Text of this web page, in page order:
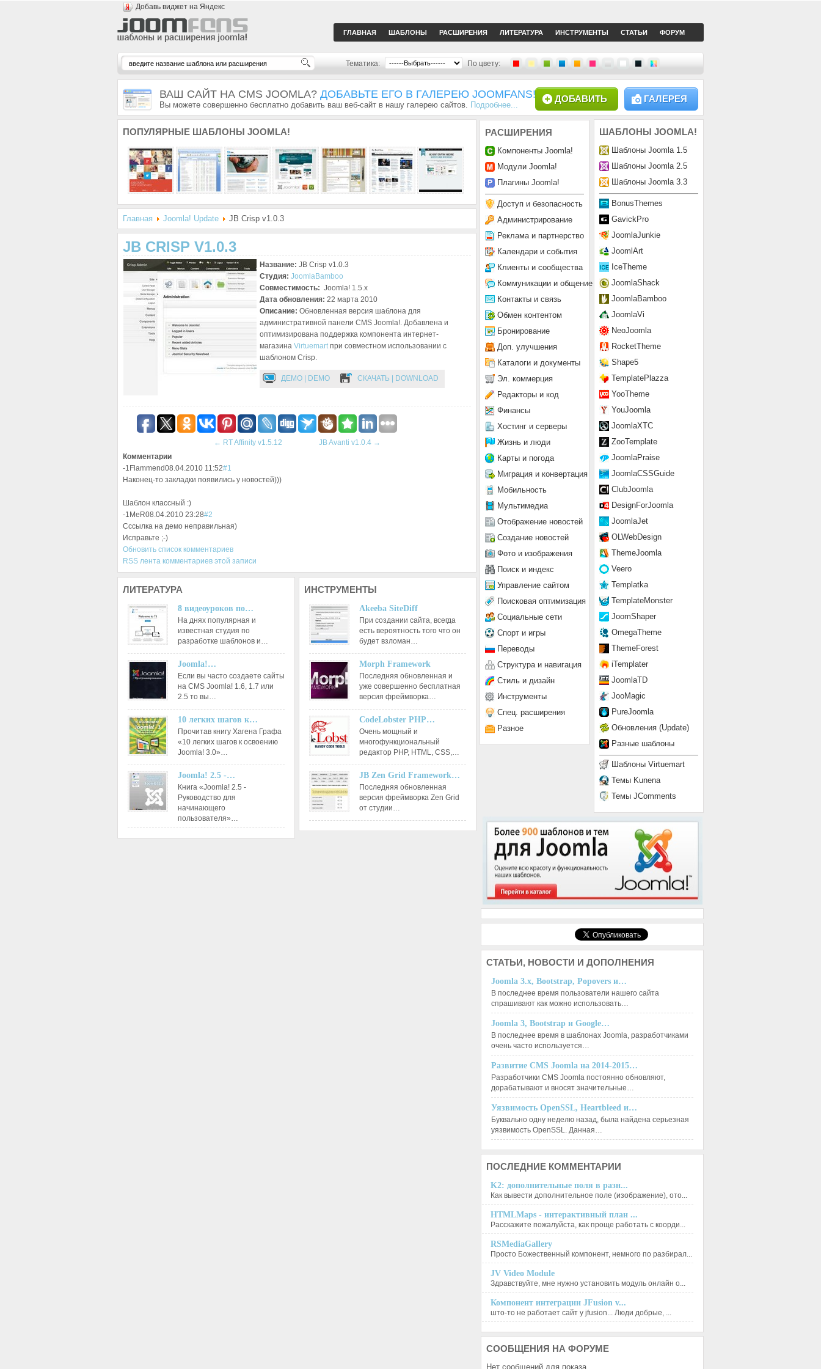
Добавь виджет на Яндекс
ГЛАВНАЯ ШАБЛОНЫ РАСШИРЕНИЯ ЛИТЕРАТУРА ИНСТРУМЕНТЫ СТАТЬИ ФОРУМ
Тематика: По цвету:
ВАШ САЙТ НА CMS JOOMLA? ДОБАВЬТЕ ЕГО В ГАЛЕРЕЮ JOOMFANS!
Вы можете совершенно бесплатно добавить ваш веб-сайт в нашу галерею сайтов. Подробнее...
ГАЛЕРЕЯ
ДОБАВИТЬ
ПОПУЛЯРНЫЕ ШАБЛОНЫ JOOMLA!
Главная Joomla! Update JB Crisp v1.0.3
JB CRISP V1.0.3
Название: JB Crisp v1.0.3
Студия: JoomlaBamboo
Совместимость: Joomla! 1.5.x
Дата обновления: 22 марта 2010
Описание: Обновленная версия шаблона для
административной панели CMS Joomla!. Добавлена и
оптимизирована поддержка компонента интернет-
магазина Virtuemartпри совместном использовании с
шаблоном Crisp.
ДЕМО | DEMO СКАЧАТЬ | DOWNLOAD
← RT Affinity v1.5.12 JB Avanti v1.0.4 →
Комментарии
-1 Flammend08.04.2010 11:52#1
Наконец-то закладки появились у новостей)))
Шаблон классный :)
-1 MeR08.04.2010 23:28#2
Сссылка на демо неправильная)
Исправьте ;-)
Обновить список комментариев
RSS лента комментариев этой записи
ЛИТЕРАТУРА
8 видеоуроков по…
На днях популярная и
известная студия по
разработке шаблонов и…
Joomla!…
Если вы часто создаете сайты
на CMS Joomla! 1.6, 1.7 или
2.5 то вы…
10 легких шагов к…
Прочитав книгу Хагена Графа
«10 легких шагов к освоению
Joomla! 3.0»…
Joomla! 2.5 -…
Книга «Joomla! 2.5 -
Руководство для
начинающего
пользователя»…
ИНСТРУМЕНТЫ
Akeeba SiteDiff
При создании сайта, всегда
есть вероятность того что он
будет взломан…
Morph Framework
Последняя обновленная и
уже совершенно бесплатная
версия фреймворка…
CodeLobster PHP…
Очень мощный и
многофункциональный
редактор РНР, HTML, CSS,…
JB Zen Grid Framework…
Последняя обновленная
версия фреймворка Zen Grid
от студии…
ШАБЛОНЫ JOOMLA!
Шаблоны Joomla 1.5
Шаблоны Joomla 2.5
Шаблоны Joomla 3.3
BonusThemes
GavickPro
JoomlaJunkie
JoomlArt
IceTheme
JoomlaShack
JoomlaBamboo
JoomlaVi
NeoJoomla
RocketTheme
Shape5
TemplatePlazza
YooTheme
YouJoomla
JoomlaXTC
ZooTemplate
JoomlaPraise
JoomlaCSSGuide
ClubJoomla
DesignForJoomla
JoomlaJet
OLWebDesign
ThemeJoomla
Veero
Templatka
TemplateMonster
JoomShaper
OmegaTheme
ThemeForest
iTemplater
JoomlaTD
JooMagic
PureJoomla
Обновления (Update)
Разные шаблоны
Шаблоны Virtuemart
Темы Kunena
Темы JComments
РАСШИРЕНИЯ
Компоненты Joomla!
Модули Joomla!
Плагины Joomla!
Доступ и безопасность
Администрирование
Реклама и партнерство
Календари и события
Клиенты и сообщества
Коммуникации и общение
Контакты и связь
Обмен контентом
Бронирование
Доп. улучшения
Каталоги и документы
Эл. коммерция
Редакторы и код
Финансы
Хостинг и серверы
Жизнь и люди
Карты и погода
Миграция и конвертация
Мобильность
Мультимедиа
Отображение новостей
Создание новостей
Фото и изображения
Поиск и индекс
Управление сайтом
Поисковая оптимизация
Социальные сети
Спорт и игры
Переводы
Структура и навигация
Стиль и дизайн
Инструменты
Спец. расширения
Разное
СТАТЬИ, НОВОСТИ И ДОПОЛНЕНИЯ
Joomla 3.x, Bootstrap, Popovers и…
В последнее время пользователи нашего сайта
спрашивают как можно использовать…
Joomla 3, Bootstrap и Google…
В последнее время в шаблонах Joomla, разработчиками
очень часто используется…
Развитие CMS Joomla на 2014-2015…
Разработчики CMS Joomla постоянно обновляют,
дорабатывают и вносят значительные…
Уязвимость OpenSSL, Heartbleed и…
Буквально одну неделю назад, была найдена серьезная
уязвимость OpenSSL. Данная…
ПОСЛЕДНИЕ КОММЕНТАРИИ
K2: дополнительные поля в разн...
Как вывести дополнительное поле (изображение), ото...
HTMLMaps - интерактивный план ...
Расскажите пожалуйста, как проще работать с коорди...
RSMediaGallery
Просто Божественный компонент, немного по разбирал...
JV Video Module
Здравствуйте, мне нужно установить модуль онлайн о...
Компонент интеграции JFusion v...
што-то не работает сайт у jfusion... Люди добрые, ...
СООБЩЕНИЯ НА ФОРУМЕ
Нет сообщений для показа